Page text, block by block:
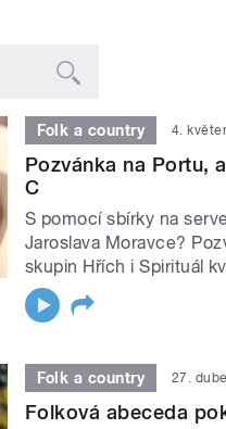
Folk a country 4.
Pozvánka na Portu,
C
S pomocí sbírky na
Jaroslava Moravce?
skupin Hřích i Spirituál
Folk a country 27.
Folková abeceda